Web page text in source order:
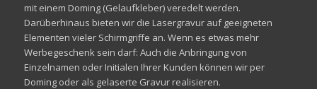
mit einem Doming (Gelaufkleber) veredelt werden.
Darüberhinaus bieten wir die Lasergravur auf geeigneten
Elementen vieler Schirmgriffe an. Wenn es etwas mehr
Werbegeschenk sein darf: Auch die Anbringung von
Einzelnamen oder Initialen Ihrer Kunden können wir per
Doming oder als gelaserte Gravur realisieren.